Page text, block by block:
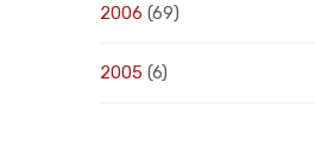
2006 (69)
2005 (6)